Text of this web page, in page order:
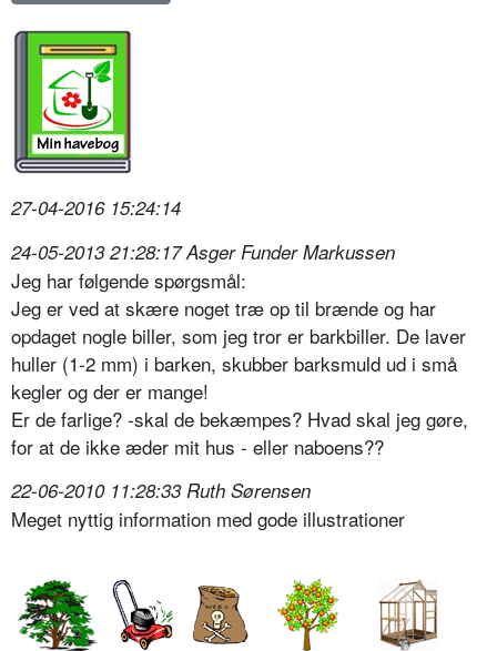
27-04-2016 15:24:14
24-05-2013 21:28:17 Asger Funder Markussen
Jeg har følgende spørgsmål:
Jeg er ved at skære noget træ op til brænde og har
opdaget nogle biller, som jeg tror er barkbiller. De laver
huller (1-2 mm) i barken, skubber barksmuld ud i små
kegler og der er mange!
Er de farlige? -skal de bekæmpes? Hvad skal jeg gøre,
for at de ikke æder mit hus - eller naboens??
22-06-2010 11:28:33 Ruth Sørensen
Meget nyttig information med gode illustrationer